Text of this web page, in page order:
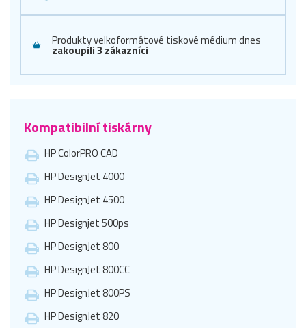
Produkty velkoformátové tiskové médium dnes
zakoupili 3 zákazníci
Kompatibilní tiskárny
HP ColorPRO CAD
HP DesignJet 4000
HP DesignJet 4500
HP Designjet 500ps
HP DesignJet 800
HP DesignJet 800CC
HP DesignJet 800PS
HP DesignJet 820